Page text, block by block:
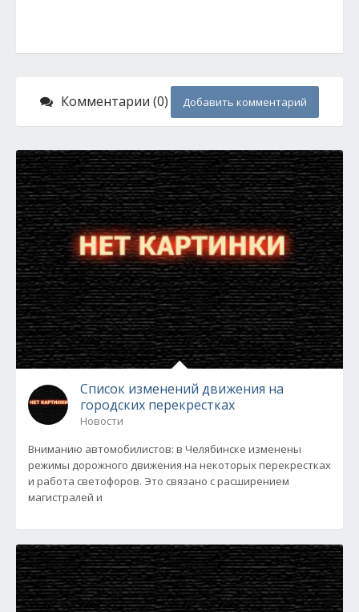
Комментарии (0) Добавить комментарий
Список изменений движения на
городских перекрестках
Новости
Вниманию автомобилистов: в Челябинске изменены
режимы дорожного движения на некоторых перекрестках
и работа светофоров. Это связано с расширением
магистралей и